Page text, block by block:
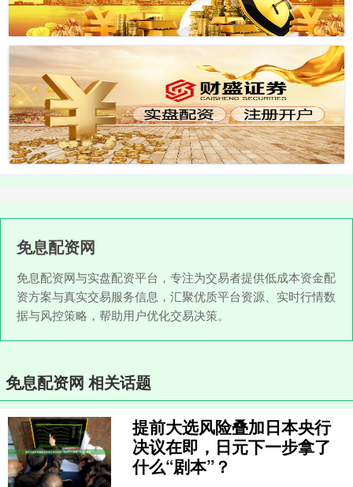
免息配资网
免息配资网与实盘配资平台，专注为交易者提供低成本资金配
资方案与真实交易服务信息，汇聚优质平台资源、实时行情数
据与风控策略，帮助用户优化交易决策。
免息配资网 相关话题
提前大选风险叠加日本央行
决议在即，日元下一步拿了
什么“剧本”？